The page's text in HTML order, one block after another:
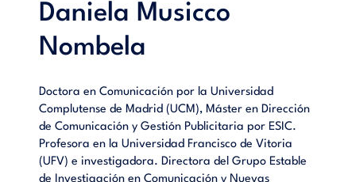
Daniela Musicco
Nombela
Doctora en Comunicación por la Universidad
Complutense de Madrid (UCM), Máster en Dirección
de Comunicación y Gestión Publicitaria por ESIC.
Profesora en la Universidad Francisco de Vitoria
(UFV) e investigadora. Directora del Grupo Estable
de Investigación en Comunicación y Nuevas